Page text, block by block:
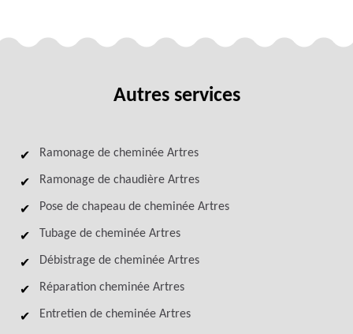
Autres services
Ramonage de cheminée Artres
Ramonage de chaudière Artres
Pose de chapeau de cheminée Artres
Tubage de cheminée Artres
Débistrage de cheminée Artres
Réparation cheminée Artres
Entretien de cheminée Artres